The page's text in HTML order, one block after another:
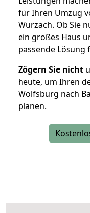
für Ihren Umzug
Wurzach. Ob Sie
ein großes Haus
passende Lösung
Zögern Sie nicht
heute, um Ihren
Wolfsburg nach
planen.